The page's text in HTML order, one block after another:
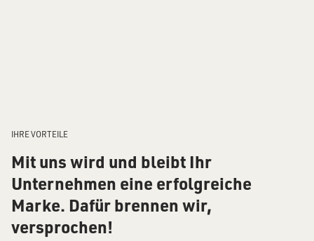
IHRE VORTEILE
Mit uns wird und bleibt Ihr
Unternehmen eine erfolgreiche
Marke. Dafür brennen wir,
versprochen!